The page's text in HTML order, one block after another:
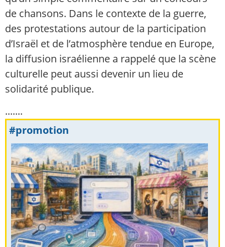
de chansons. Dans le contexte de la guerre,
des protestations autour de la participation
d’Israël et de l’atmosphère tendue en Europe,
la diffusion israélienne a rappelé que la scène
culturelle peut aussi devenir un lieu de
solidarité publique.
.......
#promotion